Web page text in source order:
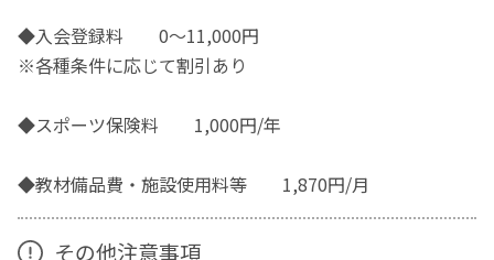
◆入会登録料 0〜11,000円
※各種条件に応じて割引あり
◆スポーツ保険料 1,000円/年
◆教材備品費・施設使用料等 1,870円/月
その他注意事項